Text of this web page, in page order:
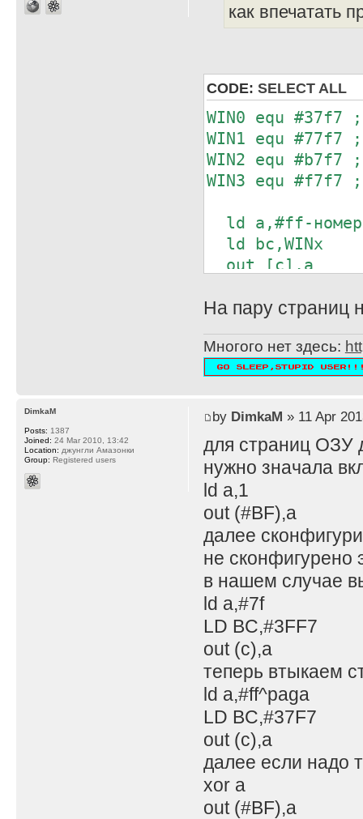
как впечатать
CODE: SELECT ALL
WIN0 equ #37f7
WIN1 equ #77f7
WIN2 equ #b7f7
WIN3 equ #f7f7
ld a,#ff-номер
ld bc,WINx
out [c],a
На пару страниц
Многого нет здесь:
by DimkaM » 11 Apr
для страниц
нужно значала
ld a,1
out (#BF),a
далее
не сконфигурено
в нашем случае
ld a,#7f
LD BC,#3FF7
out (c),a
теперь втыкаем
ld a,#ff^paga
LD BC,#37F7
out (c),a
далее если надо
xor a
out (#BF),a
DimkaM
Posts: 1387
Joined: 24 Mar 2010, 13:42
Location: джунгли Амазонки
Group: Registered users